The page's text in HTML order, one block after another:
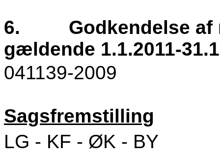
6.
Godkendelse
gældende 1.1.2011-
041139-2009
Sagsfremstilling
LG - KF - ØK - BY